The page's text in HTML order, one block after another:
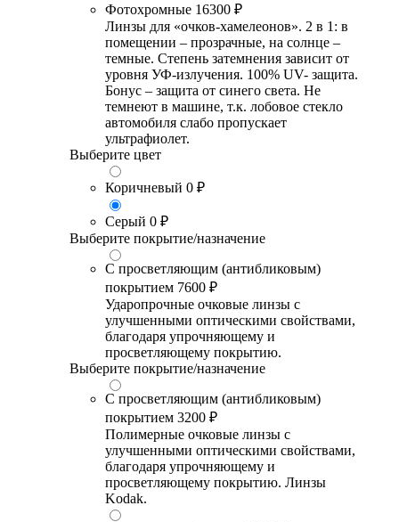
Фотохромные 16300 ₽
Линзы для «очков-хамелеонов». 2 в 1: в
помещении – прозрачные, на солнце –
темные. Степень затемнения зависит от
уровня УФ-излучения. 100% UV- защита.
Бонус – защита от синего света. Не
темнеют в машине, т.к. лобовое стекло
автомобиля слабо пропускает
ультрафиолет.
Выберите цвет
Коричневый 0 ₽
Серый 0 ₽
Выберите покрытие/назначение
С просветляющим (антибликовым)
покрытием 7600 ₽
Ударопрочные очковые линзы с
улучшенными оптическими свойствами,
благодаря упрочняющему и
просветляющему покрытию.
Выберите покрытие/назначение
С просветляющим (антибликовым)
покрытием 3200 ₽
Полимерные очковые линзы с
улучшенными оптическими свойствами,
благодаря упрочняющему и
просветляющему покрытию. Линзы
Kodak.